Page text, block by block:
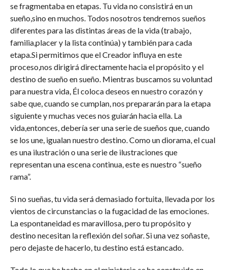
se fragmentaba en etapas. Tu vida no consistirá en un
sueño,sino en muchos. Todos nosotros tendremos sueños
diferentes para las distintas áreas de la vida (trabajo,
familia,placer y la lista continúa) y también para cada
etapa.Si permitimos que el Creador influya en este
proceso,nos dirigirá directamente hacia el propósito y el
destino de sueño en sueño. Mientras buscamos su voluntad
para nuestra vida, Él coloca deseos en nuestro corazón y
sabe que, cuando se cumplan, nos prepararán para la etapa
siguiente y muchas veces nos guiarán hacia ella. La
vida,entonces, debería ser una serie de sueños que, cuando
se los une, igualan nuestro destino. Como un diorama, el cual
es una ilustración o una serie de ilustraciones que
representan una escena continua, este es nuestro “sueño
rama”.
Si no sueñas, tu vida será demasiado fortuita, llevada por los
vientos de circunstancias o la fugacidad de las emociones.
La espontaneidad es maravillosa, pero tu propósito y
destino necesitan la reflexión del soñar. Si una vez soñaste,
pero dejaste de hacerlo, tu destino está estancado.